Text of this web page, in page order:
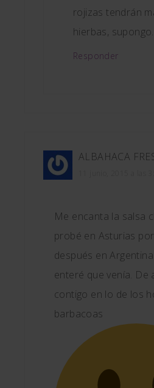
rojizas tendrán
hierbas,
Responder
ALBAHACA
Me encanta la salsa
probé en Asturias
después en
enteré que venía. De
contigo en lo de los
barbacoas